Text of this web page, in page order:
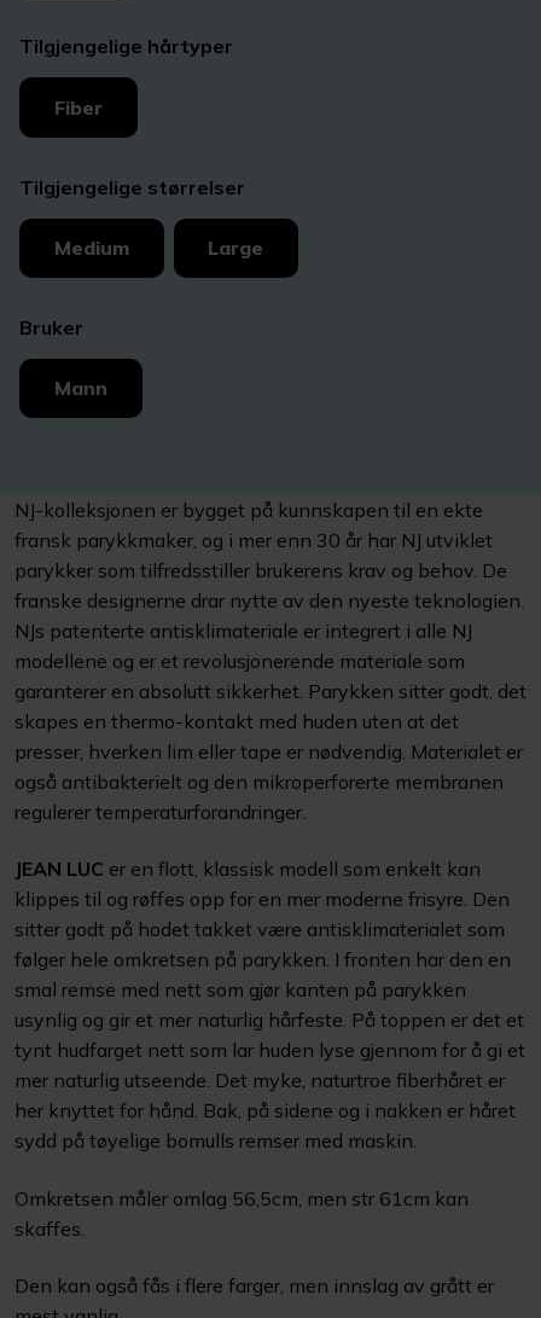
Tilgjengelige hårtyper
Fiber
Tilgjengelige størrelser
Medium Large
Bruker
Mann
NJ-kolleksjonen er bygget på kunnskapen til en ekte
fransk parykkmaker, og i mer enn 30 år har NJ utviklet
parykker som tilfredsstiller brukerens krav og behov. De
franske designerne drar nytte av den nyeste teknologien.
NJs patenterte antisklimateriale er integrert i alle NJ
modellene og er et revolusjonerende materiale som
garanterer en absolutt sikkerhet. Parykken sitter godt, det
skapes en thermo-kontakt med huden uten at det
presser, hverken lim eller tape er nødvendig. Materialet er
også antibakterielt og den mikroperforerte membranen
regulerer temperaturforandringer.
JEAN LUC er en flott, klassisk modell som enkelt kan
klippes til og røffes opp for en mer moderne frisyre. Den
sitter godt på hodet takket være antisklimaterialet som
følger hele omkretsen på parykken. I fronten har den en
smal remse med nett som gjør kanten på parykken
usynlig og gir et mer naturlig hårfeste. På toppen er det et
tynt hudfarget nett som lar huden lyse gjennom for å gi et
mer naturlig utseende. Det myke, naturtroe fiberhåret er
her knyttet for hånd. Bak, på sidene og i nakken er håret
sydd på tøyelige bomulls remser med maskin.
Omkretsen måler omlag 56,5cm, men str 61cm kan
skaffes.
Den kan også fås i flere farger, men innslag av grått er